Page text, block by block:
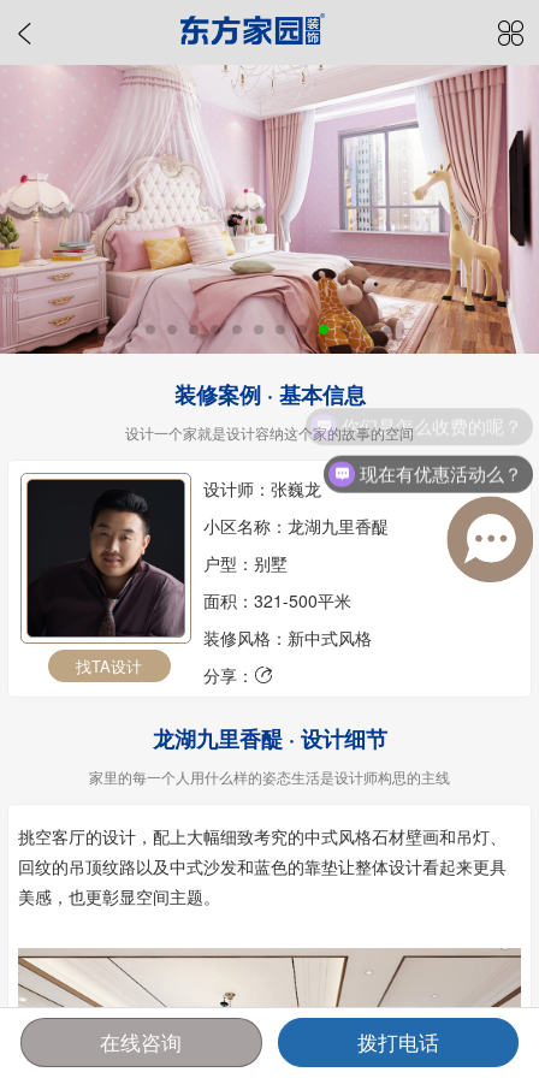
装修案例 · 基本信息
设计一个家就是设计容纳这个家的故事的空间
找TA设计
设计师：张巍龙
小区名称：龙湖九里香醍
户型：别墅
面积：321-500平米
装修风格：新中式风格
分享： 
龙湖九里香醍 · 设计细节
家里的每一个人用什么样的姿态生活是设计师构思的主线
挑空客厅的设计，配上大幅细致考究的中式风格石材壁画和吊灯、
回纹的吊顶纹路以及中式沙发和蓝色的靠垫让整体设计看起来更具
美感，也更彰显空间主题。
首页 报价 电话 咨询
你们是怎么收费的呢？
现在有优惠活动么？
在线咨询 拨打电话